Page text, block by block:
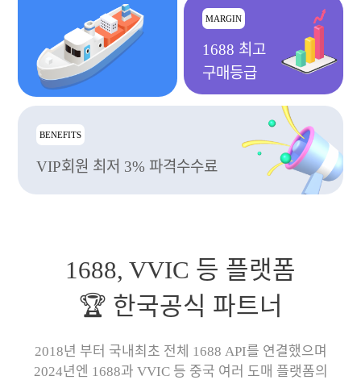
MARGIN
1688 최고
구매등급
BENEFITS
VIP회원 최저 3% 파격수수료
1688, VVIC 등 플랫폼
🏆 한국공식 파트너
2018년 부터 국내최초 전체 1688 API를 연결했으며
2024년엔 1688과 VVIC 등 중국 여러 도매 플랫폼의